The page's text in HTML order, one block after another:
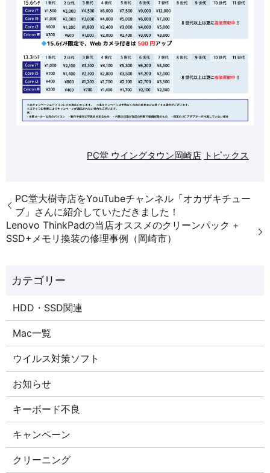
PC堂 ウイングタウン岡崎店 トピックス
PC堂大樹寺店をYouTubeチャンネル「オカザキチュー
ブ」さんに紹介していただきました！
Lenovo ThinkPadの当店オススメのクリーンパック +
SSD+メモリ換装の修理事例（岡崎市）
HDD・SSD関連
Mac一覧
ウイルス対策ソフト
お知らせ
キーボード不良
キャンペーン
クリーニング